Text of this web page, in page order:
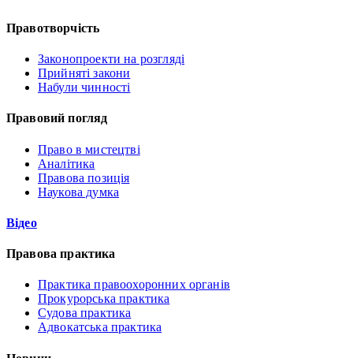
Правотворчість
Законопроекти на розгляді
Прийняті закони
Набули чинності
Правовий погляд
Право в мистецтві
Аналітика
Правова позиція
Наукова думка
Відео
Правова практика
Практика правоохоронних органів
Прокурорська практика
Судова практика
Адвокатська практика